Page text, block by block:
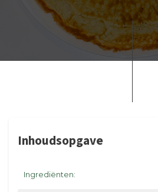
Inhoudsopgave
Ingrediënten: